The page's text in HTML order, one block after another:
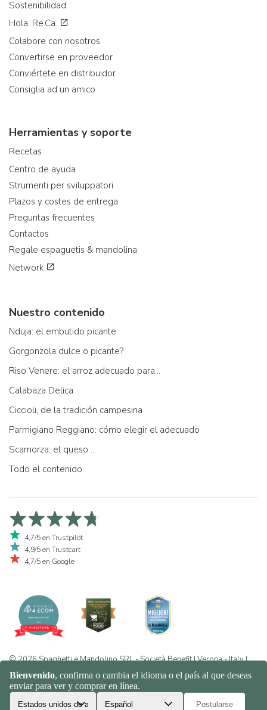
Sostenibilidad
Hola. Re.Ca.
Colabore con nosotros
Convertirse en proveedor
Conviértete en distribuidor
Consiglia ad un amico
Herramientas y soporte
Recetas
Centro de ayuda
Strumenti per sviluppatori
Plazos y costes de entrega
Preguntas frecuentes
Contactos
Regale espaguetis & mandolina
Network
Nuestro contenido
Nduja: el embutido picante
Gorgonzola dulce o picante?
Riso Venere: el arroz adecuado para...
Calabaza Delica
Ciccioli, de la tradición campesina
Parmigiano Reggiano: cómo elegir el adecuado
Scamorza: el queso ...
Todo el contenido
4,7/5 en Trustpilot
4,9/5 en Trustcart
4,7/5 en Google
© 2026 Spaghetti e Mandolino SRL - Società Benefit | Verona - Italy |
+39 351 865 9444 | P.I. IT04913730232 | Certificazione BIO: IT-BIO-
016.380-0110744.2026.001 | REA VR-455804 | Política de privacidad
y cookies|Sitemap